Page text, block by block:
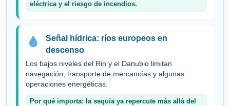
eléctrica y el riesgo de incendios.
Señal hídrica: ríos europeos en
descenso
Los bajos niveles del Rin y el Danubio limitan
navegación, transporte de mercancías y algunas
operaciones energéticas.
Por qué importa: la sequía ya repercute más allá del